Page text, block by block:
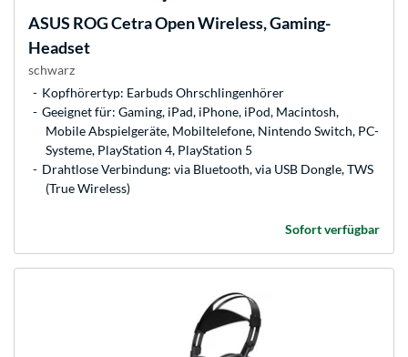
ASUS ROG Cetra Open Wireless, Gaming-
Headset
schwarz
Kopfhörertyp: Earbuds Ohrschlingenhörer
Geeignet für: Gaming, iPad, iPhone, iPod, Macintosh,
Mobile Abspielgeräte, Mobiltelefone, Nintendo Switch, PC-
Systeme, PlayStation 4, PlayStation 5
Drahtlose Verbindung: via Bluetooth, via USB Dongle, TWS
(True Wireless)
Sofort verfügbar